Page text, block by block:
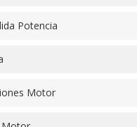
Potencia
Motor